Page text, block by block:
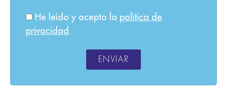
He leído y acepto la política de
privacidad .
ENVIAR